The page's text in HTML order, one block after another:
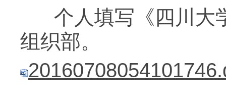
个人填写《四川大
组织部。